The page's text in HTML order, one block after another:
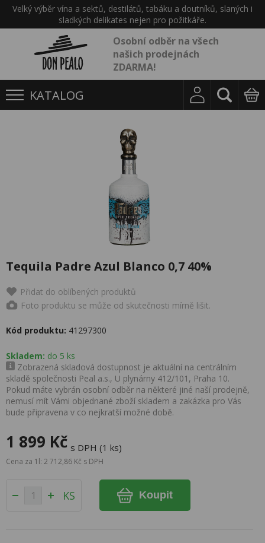
Velký výběr vína a sektů, destilátů, tabáku a doutníků, slaných i
sladkých delikates nejen pro požitkáře.
Osobní odběr na všech
našich prodejnách
ZDARMA!
KATALOG
Tequila Padre Azul Blanco 0,7 40%
Přidat do oblíbených produktů
Foto produktu se může od skutečnosti mírně lišit.
Kód produktu: 41297300
Skladem: do 5 ks
Zobrazená skladová dostupnost je aktuální na centrálním
skladě společnosti Peal a.s., U plynárny 412/101, Praha 10.
Pokud máte vybrán osobní odběr na některé jiné naší prodejně,
nemusí mít Vámi objednané zboží skladem a zakázka pro Vás
bude připravena v co nejkratší možné době.
1 899 Kč s DPH (1 ks)
Cena za 1l: 2 712,86 Kč s DPH
KS Koupit